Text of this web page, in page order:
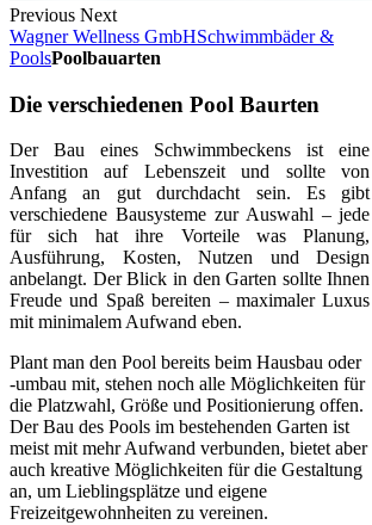
Previous Next
Wagner Wellness GmbHSchwimmbäder &
PoolsPoolbauarten
Die verschiedenen Pool Baurten
Der Bau eines Schwimmbeckens ist eine
Investition auf Lebenszeit und sollte von
Anfang an gut durchdacht sein. Es gibt
verschiedene Bausysteme zur Auswahl – jede
für sich hat ihre Vorteile was Planung,
Ausführung, Kosten, Nutzen und Design
anbelangt. Der Blick in den Garten sollte Ihnen
Freude und Spaß bereiten – maximaler Luxus
mit minimalem Aufwand eben.
Plant man den Pool bereits beim Hausbau oder
-umbau mit, stehen noch alle Möglichkeiten für
die Platzwahl, Größe und Positionierung offen.
Der Bau des Pools im bestehenden Garten ist
meist mit mehr Aufwand verbunden, bietet aber
auch kreative Möglichkeiten für die Gestaltung
an, um Lieblingsplätze und eigene
Freizeitgewohnheiten zu vereinen.